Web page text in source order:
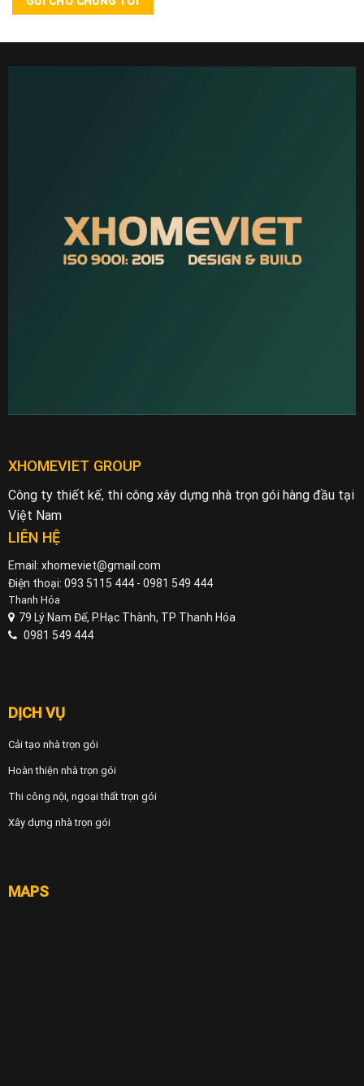
XHOMEVIET GROUP
Công ty thiết kế, thi công xây dựng nhà trọn gói hàng đầu tại
Việt Nam
LIÊN HỆ
Email: xhomeviet@gmail.com
Điện thoại: 093 5115 444 - 0981 549 444
Thanh Hóa
79 Lý Nam Đế, P.Hạc Thành, TP Thanh Hóa
0981 549 444
DỊCH VỤ
Cải tạo nhà trọn gói
Hoàn thiện nhà trọn gói
Thi công nội, ngoại thất trọn gói
Xây dựng nhà trọn gói
MAPS